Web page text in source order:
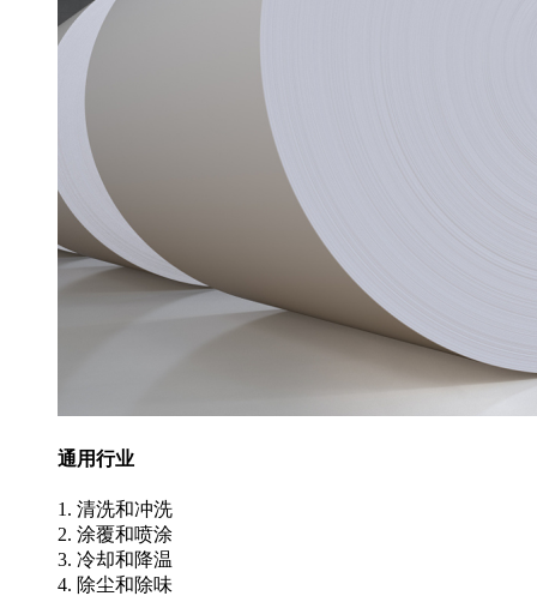
通用行业
1. 清洗和冲洗
2. 涂覆和喷涂
3. 冷却和降温
4. 除尘和除味